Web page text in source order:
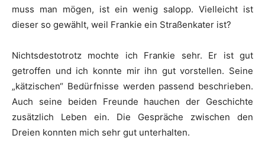
muss man mögen, ist ein wenig salopp. Vielleicht ist
dieser so gewählt, weil Frankie ein Straßenkater ist?
Nichtsdestotrotz mochte ich Frankie sehr. Er ist gut
getroffen und ich konnte mir ihn gut vorstellen. Seine
„kätzischen“ Bedürfnisse werden passend beschrieben.
Auch seine beiden Freunde hauchen der Geschichte
zusätzlich Leben ein. Die Gespräche zwischen den
Dreien konnten mich sehr gut unterhalten.